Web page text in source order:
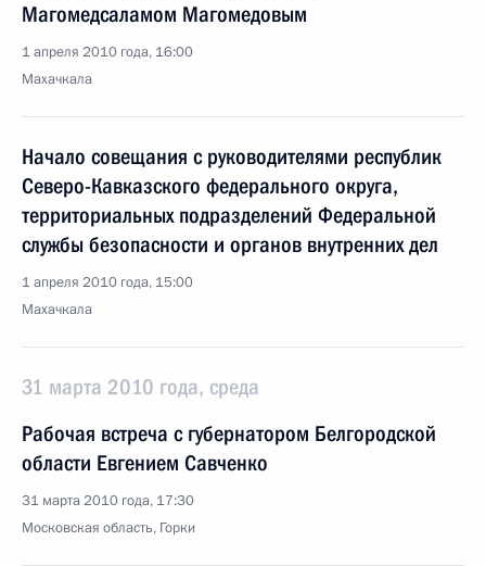
Магомедсаламом Магомедовым
1 апреля 2010 года, 16:00
Махачкала
Начало совещания с руководителями республик
Северо-Кавказского федерального округа,
территориальных подразделений Федеральной
службы безопасности и органов внутренних дел
1 апреля 2010 года, 15:00
Махачкала
31 марта 2010 года, среда
Рабочая встреча с губернатором Белгородской
области Евгением Савченко
31 марта 2010 года, 17:30
Московская область, Горки